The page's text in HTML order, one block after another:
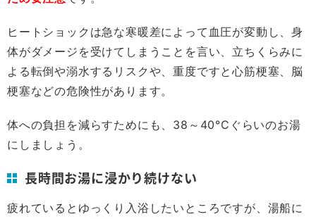
ヒートショックは急な寒暖差によって血圧が変動し、身
体がダメージを受けてしまうことを言い、立ちくらみに
よる転倒や溺水するリスクや、重度ですと心筋梗塞、脳
梗塞などの危険性があります。
体への負担を減らすためにも、38～40°Cぐらいのお湯
にしましょう。
長時間お湯に浸かり続けない
疲れているとゆっくり入浴したいところですが、湯船に